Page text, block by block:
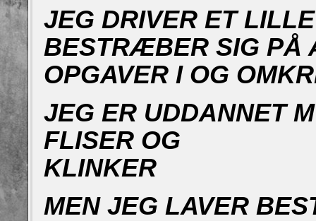
JEG DRIVER ET
BESTRÆBER SIG PÅ
OPGAVER I OG
JEG ER UDDANNET
FLISER OG
MEN JEG LAVER